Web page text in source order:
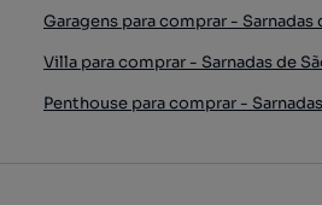
Garagens para comprar - Sarnadas
Villa para comprar - Sarnadas de
Penthouse para comprar -